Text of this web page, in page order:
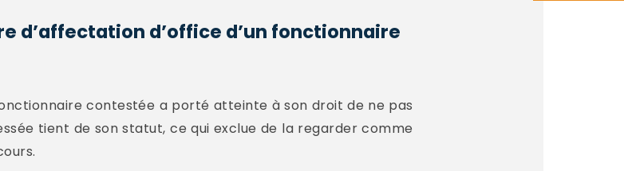
d’affectation d’office d’un fonctionnaire
contestée a porté atteinte à son droit de ne pas
tient de son statut, ce qui exclue de la regarder comme